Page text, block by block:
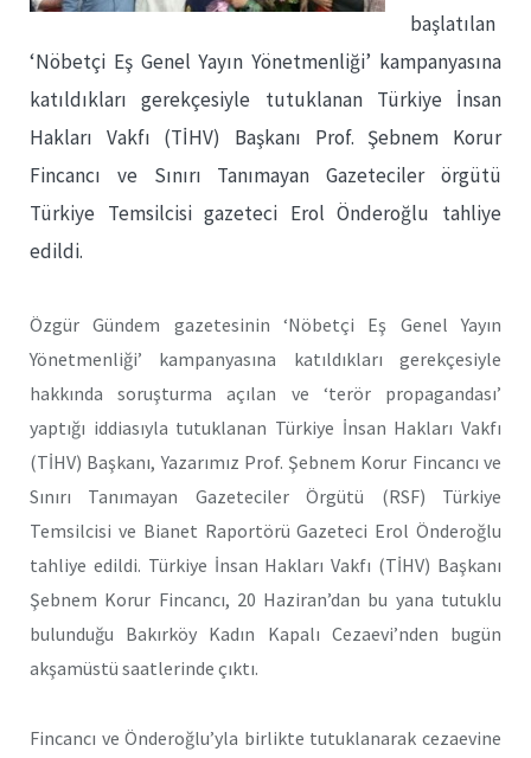
başlatılan
‘Nöbetçi Eş Genel Yayın Yönetmenliği’ kampanyasına
katıldıkları gerekçesiyle tutuklanan Türkiye İnsan
Hakları Vakfı (TİHV) Başkanı Prof. Şebnem Korur
Fincancı ve Sınırı Tanımayan Gazeteciler örgütü
Türkiye Temsilcisi gazeteci Erol Önderoğlu tahliye
edildi.
Özgür Gündem gazetesinin ‘Nöbetçi Eş Genel Yayın
Yönetmenliği’ kampanyasına katıldıkları gerekçesiyle
hakkında soruşturma açılan ve ‘terör propagandası’
yaptığı iddiasıyla tutuklanan Türkiye İnsan Hakları Vakfı
(TİHV) Başkanı, Yazarımız Prof. Şebnem Korur Fincancı ve
Sınırı Tanımayan Gazeteciler Örgütü (RSF) Türkiye
Temsilcisi ve Bianet Raportörü Gazeteci Erol Önderoğlu
tahliye edildi. Türkiye İnsan Hakları Vakfı (TİHV) Başkanı
Şebnem Korur Fincancı, 20 Haziran’dan bu yana tutuklu
bulunduğu Bakırköy Kadın Kapalı Cezaevi’nden bugün
akşamüstü saatlerinde çıktı.
Fincancı ve Önderoğlu’yla birlikte tutuklanarak cezaevine